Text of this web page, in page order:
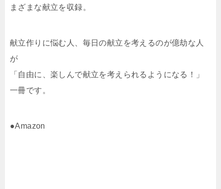
まざまな献立を収録。
献立作りに悩む人、毎日の献立を考えるのが億劫な人
が
「自由に、楽しんで献立を考えられるようになる！」
一冊です。
●Amazon